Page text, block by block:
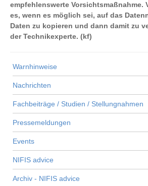
empfehlenswerte Vorsichtsmaßnahme.
es, wenn es möglich sei, auf das
Daten zu kopieren und dann damit zu
der Technikexperte. (kf)
Warnhinweise
Nachrichten
Fachbeiträge / Studien / Stellungnahmen
Pressemeldungen
Events
NIFIS advice
Archiv - NIFIS advice